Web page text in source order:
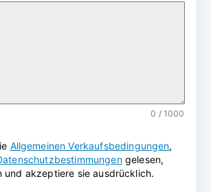
0 / 1000
Allgemeinen Verkaufsbedingungen,
gelesen,
und akzeptiere sie ausdrücklich.